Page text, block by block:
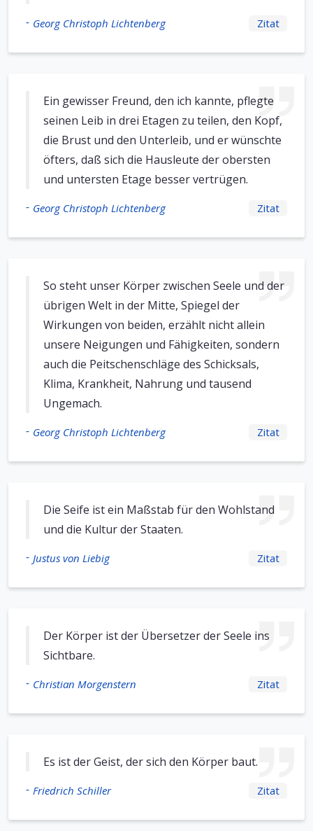
- Georg Christoph Lichtenberg Zitat
Ein gewisser Freund, den ich kannte, pflegte
seinen Leib in drei Etagen zu teilen, den Kopf,
die Brust und den Unterleib, und er wünschte
öfters, daß sich die Hausleute der obersten
und untersten Etage besser vertrügen.
- Georg Christoph Lichtenberg Zitat
So steht unser Körper zwischen Seele und der
übrigen Welt in der Mitte, Spiegel der
Wirkungen von beiden, erzählt nicht allein
unsere Neigungen und Fähigkeiten, sondern
auch die Peitschenschläge des Schicksals,
Klima, Krankheit, Nahrung und tausend
Ungemach.
- Georg Christoph Lichtenberg Zitat
Die Seife ist ein Maßstab für den Wohlstand
und die Kultur der Staaten.
- Justus von Liebig Zitat
Der Körper ist der Übersetzer der Seele ins
Sichtbare.
- Christian Morgenstern Zitat
Es ist der Geist, der sich den Körper baut.
- Friedrich Schiller Zitat